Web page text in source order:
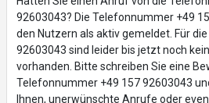
92603043? Die Telefonnummer +49
den Nutzern als aktiv gemeldet. Für
92603043 sind leider bis jetzt noch
vorhanden. Bitte schreiben Sie eine
Telefonnummer +49 157 92603043
Ihnen, unerwünschte Anrufe oder